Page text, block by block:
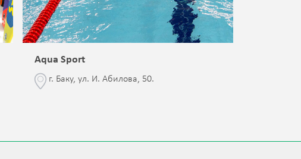
Aqua Sport
г. Баку, ул. И. Абилова, 50.